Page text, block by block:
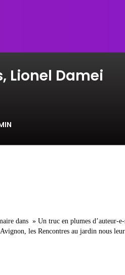
Lionel Damei
dans » Un truc en plumes d’auteur-
les Rencontres au jardin nous